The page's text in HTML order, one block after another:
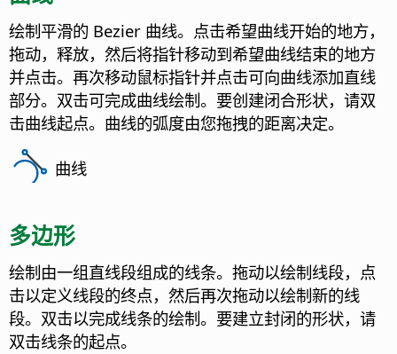
绘制平滑的 Bezier 曲线。点击希望曲线开始的地方，
拖动，释放，然后将指针移动到希望曲线结束的地方
并点击。再次移动鼠标指针并点击可向曲线添加直线
部分。双击可完成曲线绘制。要创建闭合形状，请双
击曲线起点。曲线的弧度由您拖拽的距离决定。
曲线
多边形
绘制由一组直线段组成的线条。拖动以绘制线段，点
击以定义线段的终点，然后再次拖动以绘制新的线
段。双击以完成线条的绘制。要建立封闭的形状，请
双击线条的起点。